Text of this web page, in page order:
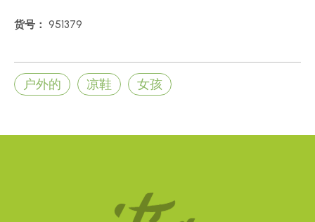
货号： 951379
户外的 凉鞋 女孩